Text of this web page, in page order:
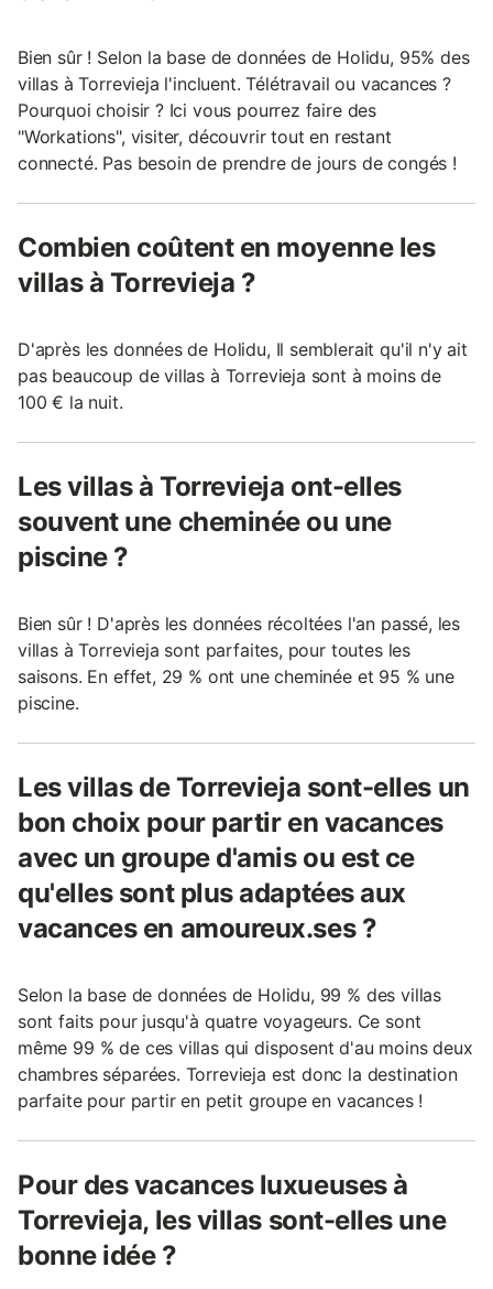
Bien sûr ! Selon la base de données de Holidu, 95% des
villas à Torrevieja l'incluent. Télétravail ou vacances ?
Pourquoi choisir ? Ici vous pourrez faire des
"Workations", visiter, découvrir tout en restant
connecté. Pas besoin de prendre de jours de congés !
Combien coûtent en moyenne les
villas à Torrevieja ?
D'après les données de Holidu, Il semblerait qu'il n'y ait
pas beaucoup de villas à Torrevieja sont à moins de
100 € la nuit.
Les villas à Torrevieja ont-elles
souvent une cheminée ou une
piscine ?
Bien sûr ! D'après les données récoltées l'an passé, les
villas à Torrevieja sont parfaites, pour toutes les
saisons. En effet, 29 % ont une cheminée et 95 % une
piscine.
Les villas de Torrevieja sont-elles un
bon choix pour partir en vacances
avec un groupe d'amis ou est ce
qu'elles sont plus adaptées aux
vacances en amoureux.ses ?
Selon la base de données de Holidu, 99 % des villas
sont faits pour jusqu'à quatre voyageurs. Ce sont
même 99 % de ces villas qui disposent d'au moins deux
chambres séparées. Torrevieja est donc la destination
parfaite pour partir en petit groupe en vacances !
Pour des vacances luxueuses à
Torrevieja, les villas sont-elles une
bonne idée ?